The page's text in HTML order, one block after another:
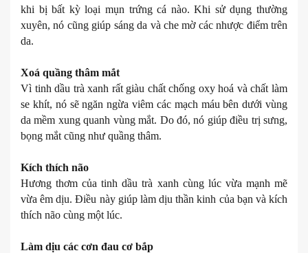
khi bị bất kỳ loại mụn trứng cá nào. Khi sử dụng thường
xuyên, nó cũng giúp sáng da và che mờ các nhược điểm trên
da.
Xoá quầng thâm mắt
Vì tinh dầu trà xanh rất giàu chất chống oxy hoá và chất làm
se khít, nó sẽ ngăn ngừa viêm các mạch máu bên dưới vùng
da mềm xung quanh vùng mắt. Do đó, nó giúp điều trị sưng,
bọng mắt cũng như quầng thâm.
Kích thích não
Hương thơm của tinh dầu trà xanh cùng lúc vừa mạnh mẽ
vừa êm dịu. Điều này giúp làm dịu thần kinh của bạn và kích
thích não cùng một lúc.
Làm dịu các cơn đau cơ bắp